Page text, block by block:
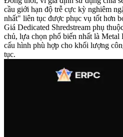
cầu giới hạn độ trễ cực kỳ nghiêm
nhất" liên tục được phục vụ tốt hơn
Giá Dedicated Shredstream phụ
chủ, lựa chọn phổ biến nhất là Metal
cấu hình phù hợp cho khối lượng
tục.